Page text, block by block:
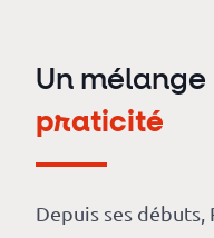
Un mélange
praticité
Depuis ses débuts,